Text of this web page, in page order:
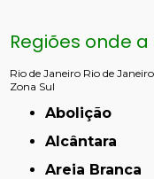
Regiões onde
Rio de Janeiro Rio de Janeiro
Zona Sul
Abolição
Alcântara
Areia Branca